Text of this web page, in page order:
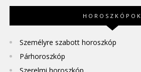
HOROSZKÓPOK
Személyre szabott horoszkóp
Párhoroszkóp